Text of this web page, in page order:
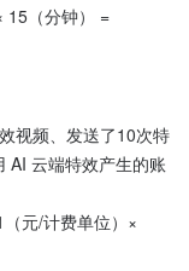
15（分钟） =
视频、发送了10次特
AI 云端特效产生的账
元/计费单位）×